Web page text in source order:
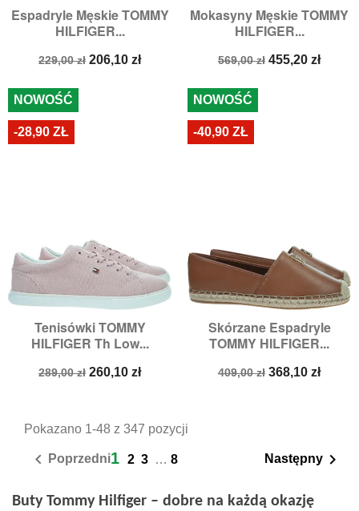
Espadryle Męskie TOMMY
HILFIGER...
Cena
229,00 zł Cena
206,10 zł
Mokasyny Męskie TOMMY
HILFIGER...
Cena
569,00 zł Cena
455,20 zł
Tenisówki TOMMY
HILFIGER Th Low...
Cena
289,00 zł Cena
260,10 zł
NOWOŚĆ
-28,90 ZŁ
Skórzane Espadryle
TOMMY HILFIGER...
Cena
409,00 zł Cena
368,10 zł
NOWOŚĆ
-40,90 ZŁ
Pokazano 1-48 z 347 pozycji
 Poprzedni1 2 3 … 8 Następny 
Buty Tommy Hilfiger – dobre na każdą okazję